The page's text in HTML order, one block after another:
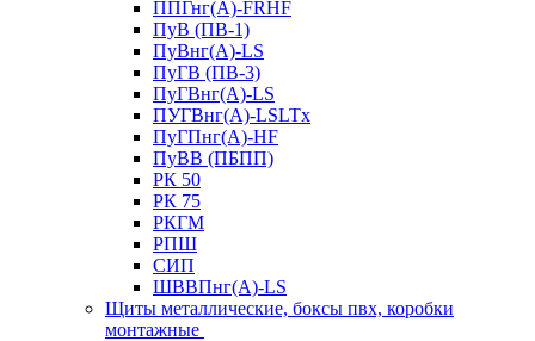
ППГнг(А)-FRHF
ПуВ (ПВ-1)
ПуВнг(А)-LS
ПуГВ (ПВ-3)
ПуГВнг(А)-LS
ПУГВнг(А)-LSLTx
ПуГПнг(А)-HF
ПуВВ (ПБПП)
РК 50
РК 75
РКГМ
РПШ
СИП
ШВВПнг(А)-LS
Щиты металлические, боксы пвх, коробки
монтажные